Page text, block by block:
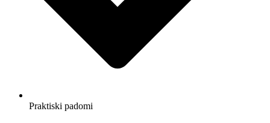
Praktiski padomi